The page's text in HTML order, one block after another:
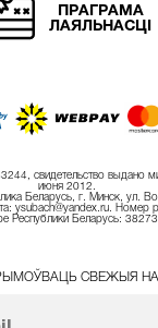
ПРАГРАМА
ЛАЯЛЬНАСЦІ
свидетельство выдано
июня 2012.
Беларусь, г. Минск, ул.
ysubach@yandex.ru. Номер
Республики Беларусь:
СВЕЖЫЯ